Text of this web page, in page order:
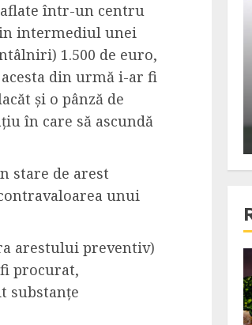
aflate într-un centru
intermediul unei
1.500 de euro,
din urmă i-ar fi
și o pânză de
în care să ascundă
stare de arest
unui
arestului preventiv)
procurat,
substanțe
The Killer, un film care nu a
reusit sa se ridice la
nivelul asteptarilor
publicului si criticilor
4 min read